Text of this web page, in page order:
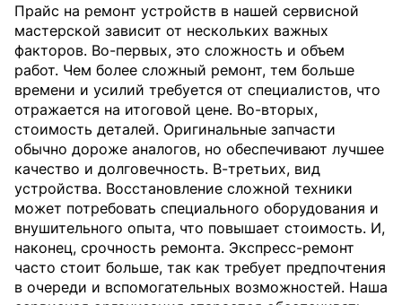
Прайс на ремонт устройств в нашей сервисной
мастерской зависит от нескольких важных
факторов. Во-первых, это сложность и объем
работ. Чем более сложный ремонт, тем больше
времени и усилий требуется от специалистов, что
отражается на итоговой цене. Во-вторых,
стоимость деталей. Оригинальные запчасти
обычно дороже аналогов, но обеспечивают лучшее
качество и долговечность. В-третьих, вид
устройства. Восстановление сложной техники
может потребовать специального оборудования и
внушительного опыта, что повышает стоимость. И,
наконец, срочность ремонта. Экспресс-ремонт
часто стоит больше, так как требует предпочтения
в очереди и вспомогательных возможностей. Наша